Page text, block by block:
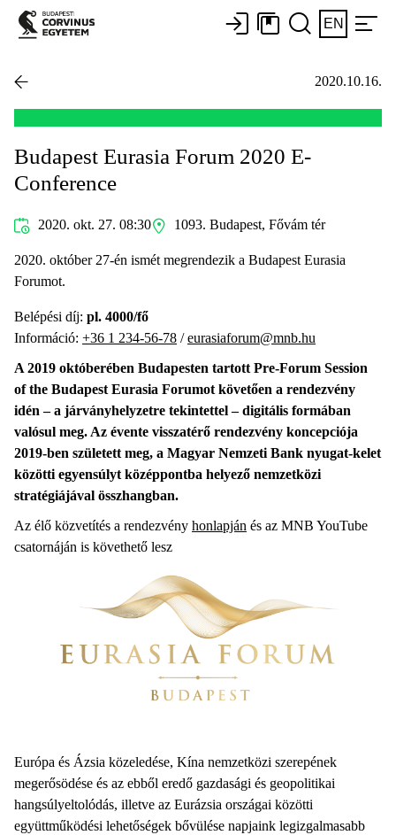
EN
2020.10.16.
Budapest Eurasia Forum 2020 E-
Conference
2020. okt. 27. 08:30 1093. Budapest, Fővám tér
2020. október 27-én ismét megrendezik a Budapest Eurasia
Forumot.
Belépési díj: pl. 4000/fő
Információ: +36 1 234-56-78 /eurasiaforum@mnb.hu
A 2019 októberében Budapesten tartott Pre-Forum Session
of the Budapest Eurasia Forumot követően a rendezvény
idén – a járványhelyzetre tekintettel – digitális formában
valósul meg. Az évente visszatérő rendezvény koncepciója
2019-ben született meg, a Magyar Nemzeti Bank nyugat-kelet
közötti egyensúlyt középpontba helyező nemzetközi
stratégiájával összhangban.
Az élő közvetítés a rendezvény honlapján és az MNB YouTube
csatornáján is követhető lesz
Európa és Ázsia közeledése, Kína nemzetközi szerepének
megerősödése és az ebből eredő gazdasági és geopolitikai
hangsúlyeltolódás, illetve az Eurázsia országai közötti
együttműködési lehetőségek bővülése napjaink legizgalmasabb